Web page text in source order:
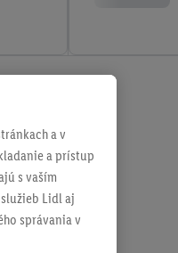
a v
a prístup
s vaším
Lidl aj
správania v